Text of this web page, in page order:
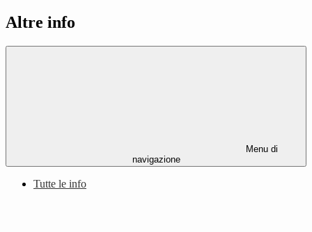
Altre info
Menu di
navigazione
Tutte le info